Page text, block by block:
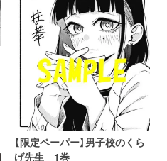
【限定ペーパー】男子校のくら
げ先生 1巻